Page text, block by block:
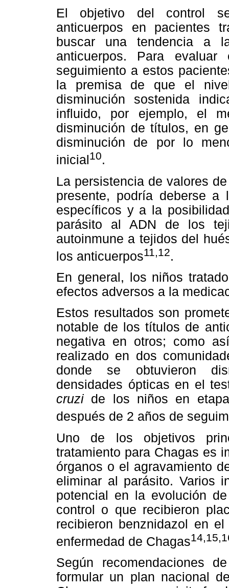
El objetivo del control
anticuerpos en pacientes
buscar una tendencia a
anticuerpos. Para
seguimiento a estos
la premisa de que el
disminución sostenida
influido, por ejemplo, el
disminución de títulos, en
disminución de por lo
inicial 10.
La persistencia de valores
presente, podría deberse a
específicos y a la
parásito al ADN de los
autoinmune a tejidos del
los anticuerpos11,12.
En general, los niños
efectos adversos a la
Estos resultados son
notable de los títulos de
negativa en otros; como
realizado en dos
donde se obtuvieron
densidades ópticas en el
cruzi de los niños en
después de 2 años de
Uno de los objetivos
tratamiento para Chagas es
órganos o el agravamiento
eliminar al parásito. Varios
potencial en la evolución
control o que recibieron
recibieron benznidazol en
enfermedad de Chagas
Según recomendaciones
formular un plan nacional